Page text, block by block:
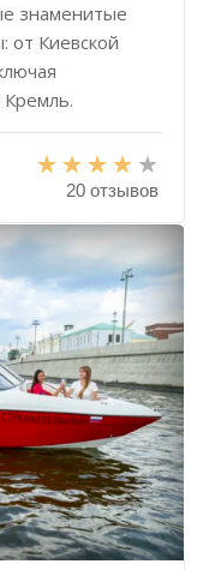
знаменитые
от Киевской
20 отзывов